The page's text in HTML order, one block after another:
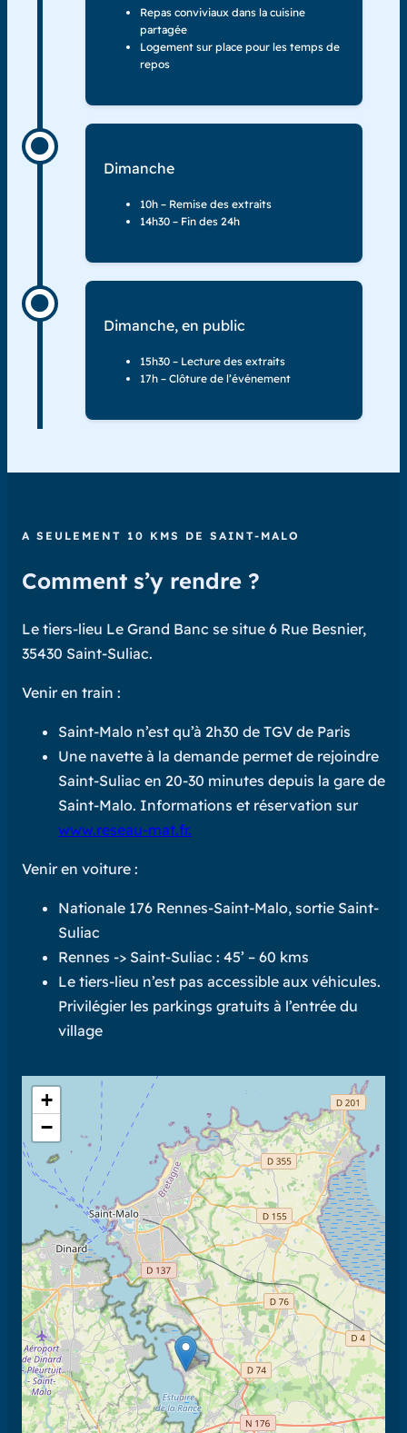
Repas conviviaux dans la cuisine
partagée
Logement sur place pour les temps de
repos
Dimanche
10h – Remise des extraits
14h30 – Fin des 24h
Dimanche, en public
15h30 – Lecture des extraits
17h – Clôture de l’événement
A SEULEMENT 10 KMS DE SAINT-MALO
Comment s’y rendre ?
Le tiers-lieu Le Grand Banc se situe 6 Rue Besnier,
35430 Saint-Suliac.
Venir en train :
Saint-Malo n’est qu’à 2h30 de TGV de Paris
Une navette à la demande permet de rejoindre
Saint-Suliac en 20-30 minutes depuis la gare de
Saint-Malo. Informations et réservation sur
www.reseau-mat.fr.
Venir en voiture :
Nationale 176 Rennes-Saint-Malo, sortie Saint-
Suliac
Rennes -> Saint-Suliac : 45’ – 60 kms
Le tiers-lieu n’est pas accessible aux véhicules.
Privilégier les parkings gratuits à l’entrée du
village
+
−